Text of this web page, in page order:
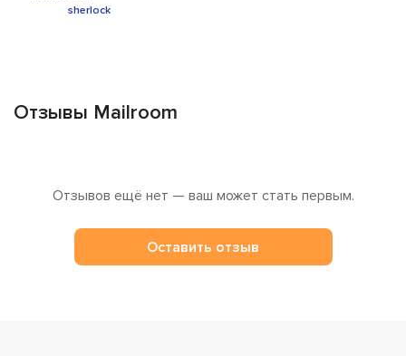
Отзывы Mailroom
Отзывов ещё нет — ваш может стать первым.
Оставить отзыв